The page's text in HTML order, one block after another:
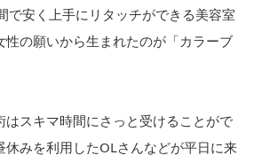
で安く上手にリタッチができる美容室
性の願いから生まれたのが「カラーブ
はスキマ時間にさっと受けることがで
休みを利用したOLさんなどが平日に来